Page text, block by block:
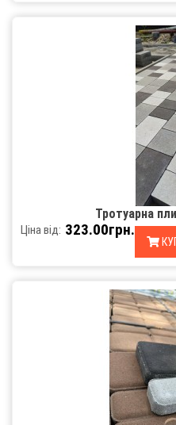
Тротуарна
Ціна від: 323.00грн.